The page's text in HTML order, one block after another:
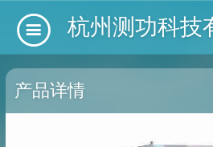
杭州测功科技
产品详情